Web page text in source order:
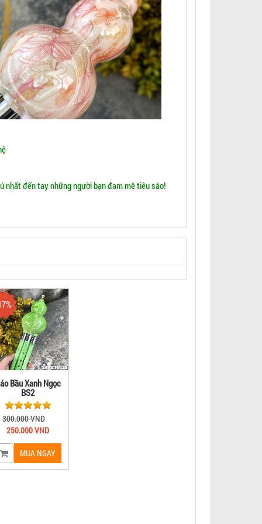
nhất đến tay những người bạn đam mê tiêu sáo!
Bầu Xanh Ngọc
BS2
300.000 VND
250.000 VND